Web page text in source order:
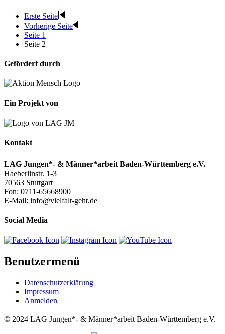
Erste Seite
Vorherige Seite
Seite 1
Seite 2
Gefördert durch
Ein Projekt von
Kontakt
LAG Jungen*- & Männer*arbeit Baden-Württemberg e.V.
Haeberlinstr. 1-3
70563 Stuttgart
Fon: 0711-65668900
E-Mail: info@vielfalt-geht.de
Social Media
Benutzermenü
Datenschutzerklärung
Impressum
Anmelden
© 2024 LAG Jungen*- & Männer*arbeit Baden-Württemberg e.V.